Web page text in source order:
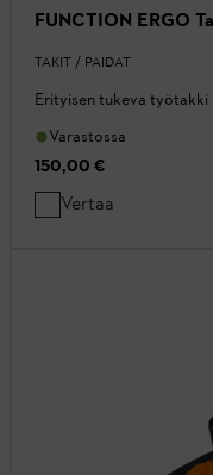
FUNCTION ERGO
TAKIT / PAIDAT
Erityisen tukeva
Varastossa
150,00 €
Vertaa